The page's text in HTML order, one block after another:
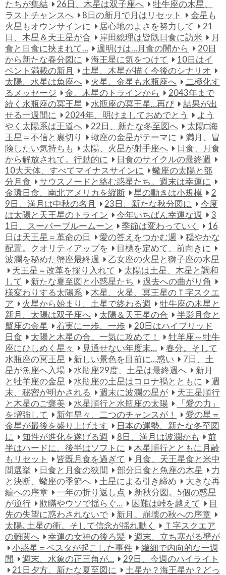
たちが集結
26日、木星は双子座へ
牡牛座の木星、
ラストチャンスへ
8日の新月で月はリセット
金星も
火星もオウンサインに
居心地のよさを努力して
21
日、木星＆天王星が合
岸田総理は皆既日食に訪米
月
食と日食に挟まれて…
週明けは…月食の闇から
20日
から新たな春分図に
海王星に気をつけて
10日はイ
ベント満載の新月
土星、木星が描く今後のシナリオ
太陽、水星は魚座へ
火星、金星も水瓶座へ
二極化す
るメッセージ
金、木星のトラインから
2043年まで
続く水瓶座の冥王星
水瓶座の冥王星…再び
結果が出
せる一週間に
2024年、明けましておめでとう
よう
やく太陽系は王道へ
22日、新たな冬至図へ
太陽□海
王星＝不信と裏切り
蠍座の金星がテーマに
満月、冒
険したい気持ちも
太陽、火星が射手座へ
日食、月食
から解放されて。行動的に
日食のサイクルの最終週
10大天体、すべてマイナスサインに
蠍座の太陽と部
分月食
サウスノードと絡む惑星たち。週末は幸運に
金環日食、南北アメリカを縦断
星の動きは小規模
2
9日、満月は中秋の名月
23日、新たな秋分図に
今度
は太陽と天王星のトライン
今年いちばん幸運な週
3
1日、スーパーブルームーン
季節は変わっていく
16
日は天王星＝革命の日
愛の答えをつかむ週
穏やかな
配置。クオリティアップを
目標を定めて、前向きに
波瀾を秘めた蟹座最終週
乙女座の火星と獅子座の水星
天王星＝改革を採り入れて
太陽は土星、木星と調和
して
新たな夏至図と小惑星たち
過去への曲がり角
様変わりする太陽系
木星、火星、冥王星のＴ字スクエ
ア
火星から始まり、土星で終わる週
牡牛座の木星と
新月、太陽は双子座へ
太陽＆天王星の合
半影月食と
蟹座の金星
着実に一歩、一歩
20日はハイブリッド
日食
太陽と木星の合。一気に攻めて！
牡羊座～牡牛
座にひしめく星々
見通せない年度末…
春分。そして
水瓶座の冥王星
新しい景色を目前に…惑い
7日、土
星が魚座へ入場
水瓶座29度、土星は最終週へ
新月
と牡羊座の金星
水瓶座の土星はコロナ禍とともに
週
末、秘密が明かされる
週末に波瀾の星が
天王星順行
と木星のご褒美
水星順行と水瓶座の太陽
「愛の力」
を増強して
新年早々、二つのチャンスが！
愛の星＝
金星が最後を盛り上げます
日本の運勢、新たな冬至図
に
知性が進化を遂げる週 8日、満月は波瀾かも
前
半はハードに、後半はソフトに
木星順行とともに月齢
もリセット
皆既月食を過ぎて
月食、天王星食と米中
間選挙
日食と月食の狭間 部分日食と魚座の木星
力
と決断、蠍座の季節へ
土星による引き締め
大きな再
編への序章
一年の折り返し点
新秋分図。5個の惑星
が逆行
欺瞞やウソで揺らぐ… 困難は峠を越えて
目
先の失望に惑わされないで
新月。崩壊の秋への序章
太陽､土星の衝。そして信念が揺れ動く
Ｔ字スクエア
の難関へ
幸運の女神の後ろ髪
週末、立ち塞がる壁が
小惑星＝ベスタが起こした事件
繊細で内向的な一週
間
週末、水象の正三角が…
29日、今週のハイライト
21日夕方、新たな夏至図に
土星か？海王星か？どっ